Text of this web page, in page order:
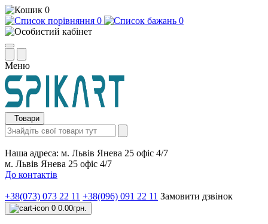
0
0
0
Меню
Товари
Наша адреса: м. Львів Янева 25 офіс 4/7
м. Львів Янева 25 офіс 4/7
До контактів
+38(073) 073 22 11 +38(096) 091 22 11 Замовити дзвінок
0 0.00грн.